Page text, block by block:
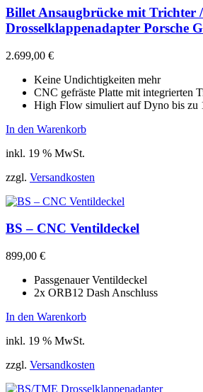
Billet Ansaugbrücke mit Trichter
Drosselklappenadapter Porsche
2.699,00 €
Keine Undichtigkeiten mehr
CNC gefräste Platte mit integrierten
High Flow simuliert auf Dyno bis zu
In den Warenkorb
inkl. 19 % MwSt.
zzgl. Versandkosten
BS – CNC Ventildeckel
899,00 €
Passgenauer Ventildeckel
2x ORB12 Dash Anschluss
In den Warenkorb
inkl. 19 % MwSt.
zzgl. Versandkosten